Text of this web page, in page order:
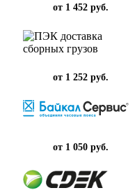
от 1 452 руб.
от 1 252 руб.
от 1 050 руб.